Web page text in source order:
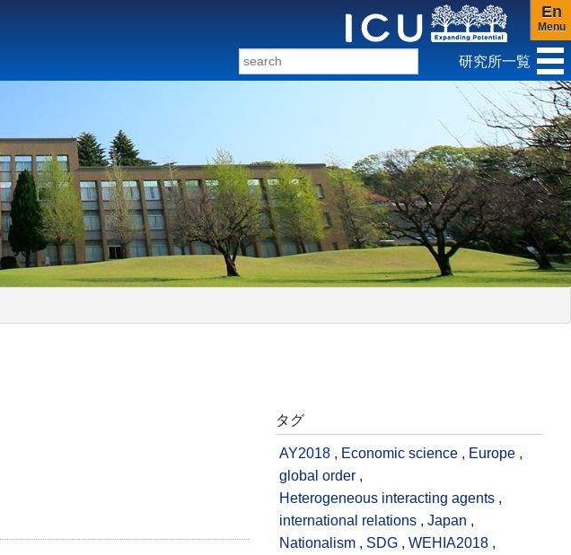
En
Menu
研究所一覧
タグ
AY2018 , Economic science , Europe ,
global order ,
Heterogeneous interacting agents ,
international relations , Japan ,
Nationalism , SDG , WEHIA2018 ,